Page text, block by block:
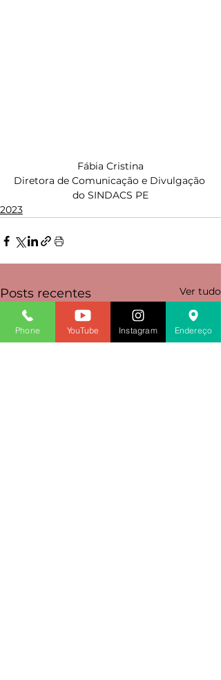
Fábia Cristina
Diretora de Comunicação e Divulgação
do SINDACS PE
2023
Posts recentes Ver tudo
Phone YouTube Instagram Endereço